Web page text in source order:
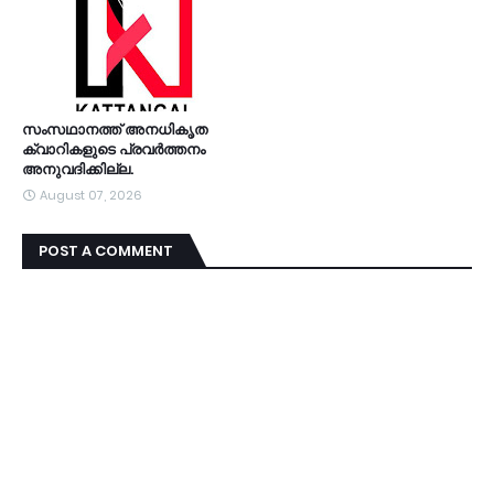
സംസഥാനത്ത് അനധികൃത
ക്വാറികളുടെ പ്രവര്‍ത്തനം
അനുവദിക്കില്ല.
August 07, 2026
POST A COMMENT